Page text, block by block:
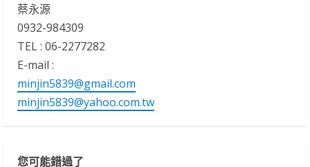
蔡永源
0932-984309
TEL : 06-2277282
E-mail :
minjin5839@gmail.com
minjin5839@yahoo.com.tw
您可能錯過了